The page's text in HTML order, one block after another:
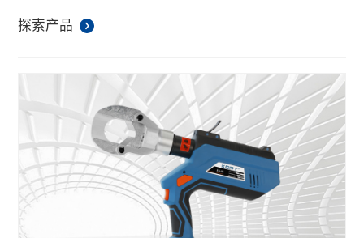
双段式液压系统，自动泄压，内置智能电脑芯片，方
100-120次，配备快速充电器；
配有LED工作照明灯，让工作更方便。
探索产品